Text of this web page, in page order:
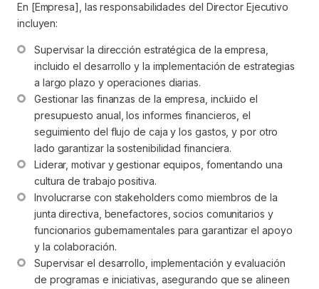
En [Empresa], las responsabilidades del Director Ejecutivo
incluyen:
Supervisar la dirección estratégica de la empresa,
incluido el desarrollo y la implementación de estrategias
a largo plazo y operaciones diarias.
Gestionar las finanzas de la empresa, incluido el
presupuesto anual, los informes financieros, el
seguimiento del flujo de caja y los gastos, y por otro
lado garantizar la sostenibilidad financiera.
Liderar, motivar y gestionar equipos, fomentando una
cultura de trabajo positiva.
Involucrarse con stakeholders como miembros de la
junta directiva, benefactores, socios comunitarios y
funcionarios gubernamentales para garantizar el apoyo
y la colaboración.
Supervisar el desarrollo, implementación y evaluación
de programas e iniciativas, asegurando que se alineen